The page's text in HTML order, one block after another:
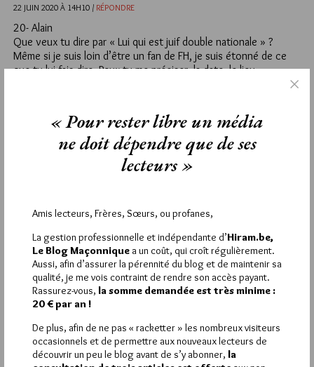
22 JUIN 2020 À 14H10 / RÉPONDRE
20- Alain
Que veux tu dire par « Lui qui est juif double nationale » ?
Même si je suis loin d’être un fan de FH, je suis étonné de ce
que tu lui fais dire. Peux tu me préciser, la date, le lieu,
24 JUIN 2020 À 19H33 / RÉPONDRE
Sauf que, plus je le lis, et plus je me demande si nous n’avons
antisémite.
Je ne sais pas pourquoi, mais je ne crois pas vraiment que cet
Alain soit franc-maçon et estime beaucoup les francs-maçons
que nous sommes.
Ce serait effectivement bien qu’il s’en explique, en tout cas un
peu plus que dans sa seule intervention n°20. Telle que
rédigée, elle peut laisser perplexe, et c’est un euphémisme.
« Pour rester libre un média
ne doit dépendre que de ses
lecteurs »
Amis lecteurs, Frères, Sœurs, ou profanes,
La gestion professionnelle et indépendante d’Hiram.be,
Le Blog Maçonnique a un coût, qui croît régulièrement.
Aussi, afin d’assurer la pérennité du blog et de maintenir sa
qualité, je me vois contraint de rendre son accès payant.
Rassurez-vous, la somme demandée est très minime :
20 € par an !
De plus, afin de ne pas « racketter » les nombreux visiteurs
occasionnels et de permettre aux nouveaux lecteurs de
découvrir un peu le blog avant de s’y abonner, la